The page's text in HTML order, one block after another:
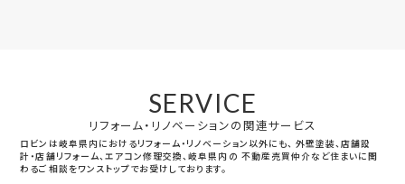
SERVICE
リフォーム・リノベーションの関連サービス
ロビンは岐阜県内におけるリフォーム・リノベーション以外にも、 外壁塗装、店舗設
計・店舗リフォーム、エアコン修理交換、岐阜県内の 不動産売買仲介など住まいに関
わるご相談をワンストップでお受けしております。